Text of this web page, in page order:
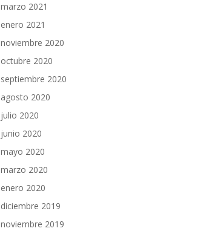
marzo 2021
enero 2021
noviembre 2020
octubre 2020
septiembre 2020
agosto 2020
julio 2020
junio 2020
mayo 2020
marzo 2020
enero 2020
diciembre 2019
noviembre 2019